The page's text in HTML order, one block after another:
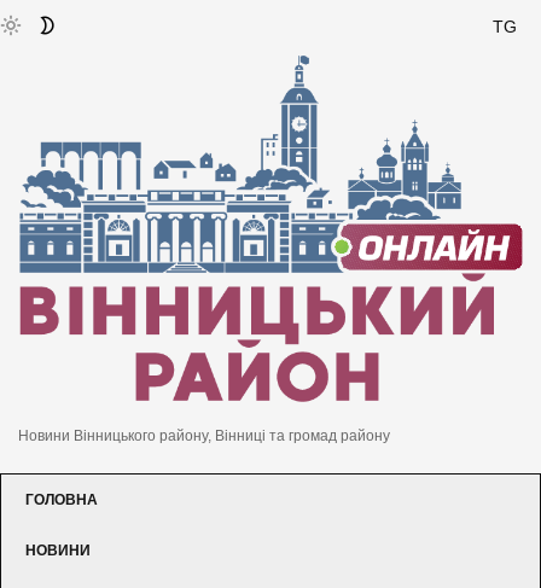
TG
Новини Вінницького району, Вінниці та громад району
ГОЛОВНА
НОВИНИ